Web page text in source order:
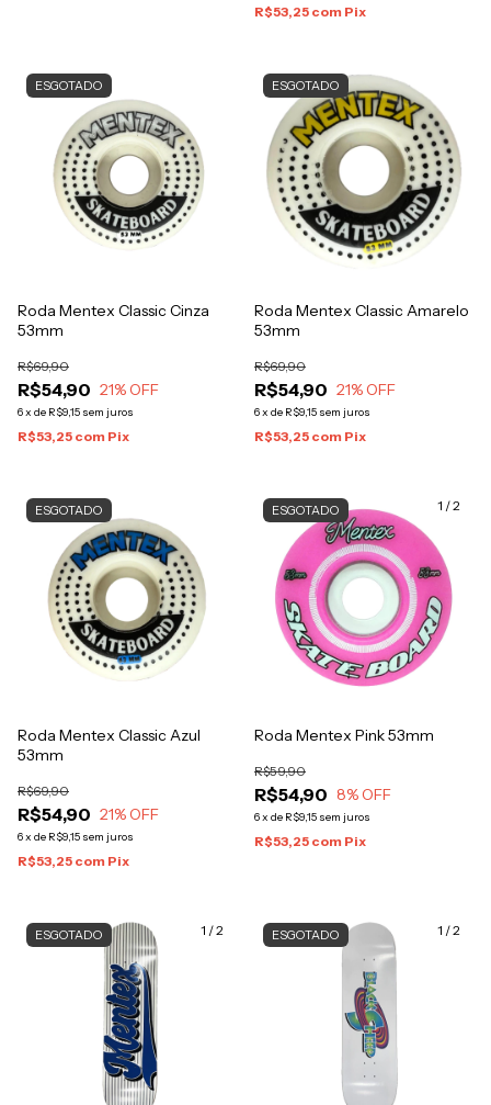
R$53,25 com Pix
ESGOTADO
Roda Mentex Classic Cinza
53mm
R$54,90
R$69,90
21% OFF
6x de R$9,15 sem juros
R$53,25 com Pix
ESGOTADO
Roda Mentex Classic Amarelo
53mm
R$54,90
R$69,90
21% OFF
6x de R$9,15 sem juros
R$53,25 com Pix
ESGOTADO
Roda Mentex Classic Azul
53mm
R$54,90
R$69,90
21% OFF
6x de R$9,15 sem juros
R$53,25 com Pix
1 /2
ESGOTADO
Roda Mentex Pink 53mm
R$54,90
R$59,90
8% OFF
6x de R$9,15 sem juros
R$53,25 com Pix
1 /2
ESGOTADO 1 /2
ESGOTADO